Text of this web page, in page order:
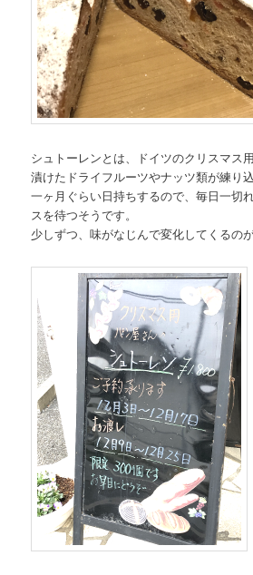
シュトーレンとは、ドイツのクリスマス
漬けたドライフルーツやナッツ類が練り
一ヶ月ぐらい日持ちするので、毎日一切
スを待つそうです。
少しずつ、味がなじんで変化してくるの